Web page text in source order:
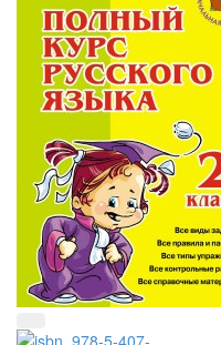
Быстрый просмотр